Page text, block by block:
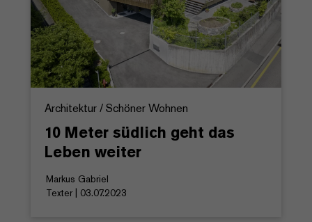
Architektur / Schöner Wohnen
10 Meter südlich geht das
Leben weiter
Markus Gabriel
Texter | 03.07.2023